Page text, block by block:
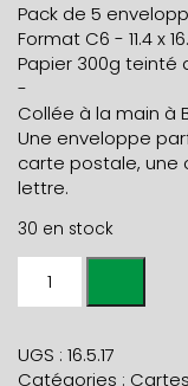
Pack de 5
Format C6 - 11.4 x
Papier 300g teinté
-
Collée à la main à
Une enveloppe
carte postale, une
lettre.
30 en stock
5
UGS : 16.5.17
Catégories :